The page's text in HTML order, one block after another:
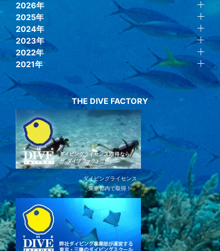
2026年
2025年
2024年
2023年
2022年
2021年
THE DIVE FACTORY
ダイビングライセンス
東京都内で取得！